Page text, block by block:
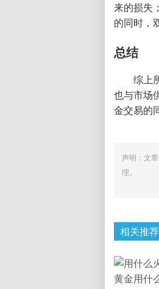
来的损失
的同时，
总结
综上
也与市场
金交易的
声明：文
理。
相关推荐